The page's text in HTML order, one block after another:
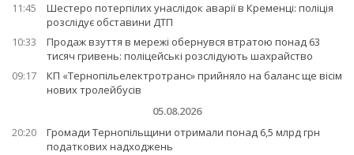
11:45
Шестеро потерпілих унаслідок аварії в Кременці: поліція
розслідує обставини ДТП
10:33
Продаж взуття в мережі обернувся втратою понад 63
тисяч гривень: поліцейські розслідують шахрайство
09:17
КП «Тернопільелектротранс» прийняло на баланс ще вісім
нових тролейбусів
05.08.2026
20:20
Громади Тернопільщини отримали понад 6,5 млрд грн
податкових надходжень